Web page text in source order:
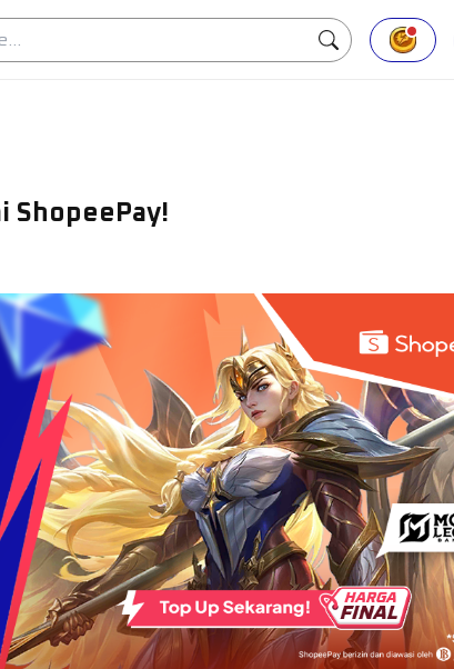
ShopeePay!